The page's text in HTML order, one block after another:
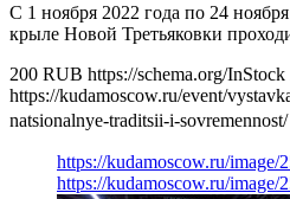
С 1 ноября 2022 года по 24
крыле Новой Третьяковки
200 RUB https://schema.org/InStock
https://kudamoscow.ru/event/
natsionalnye-traditsii-i-sovremennost/
https://kudamoscow.ru/image/
https://kudamoscow.ru/image/